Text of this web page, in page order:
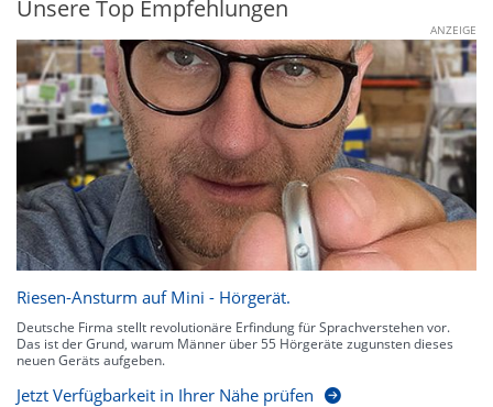
Unsere Top Empfehlungen
ANZEIGE
Riesen-Ansturm auf Mini - Hörgerät.
Deutsche Firma stellt revolutionäre Erfindung für Sprachverstehen vor.
Das ist der Grund, warum Männer über 55 Hörgeräte zugunsten dieses
neuen Geräts aufgeben.
Jetzt Verfügbarkeit in Ihrer Nähe prüfen